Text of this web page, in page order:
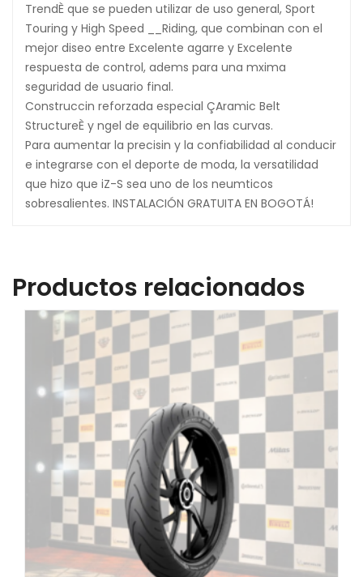
TrendÈ que se pueden utilizar de uso general, Sport
Touring y High Speed __Riding, que combinan con el
mejor diseo entre Excelente agarre y Excelente
respuesta de control, adems para una mxima
seguridad de usuario final.
Construccin reforzada especial ÇAramic Belt
StructureÈ y ngel de equilibrio en las curvas.
Para aumentar la precisin y la confiabilidad al conducir
e integrarse con el deporte de moda, la versatilidad
que hizo que iZ-S sea uno de los neumticos
sobresalientes. INSTALACIÓN GRATUITA EN BOGOTÁ!
Productos relacionados